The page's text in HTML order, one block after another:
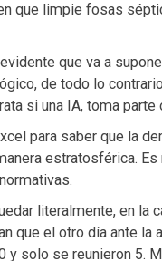
que limpie fosas
que va a
de todo lo
si una IA, toma parte
para saber que la
estratosférica.
literalmente, en la
que el otro día ante la
y solo se reunieron 5.